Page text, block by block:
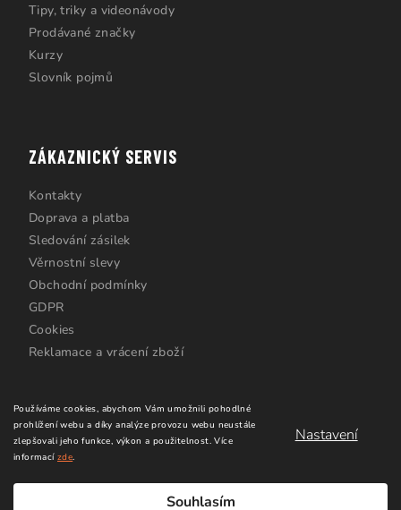
Používáme cookies, abychom Vám umožnili pohodlné
prohlížení webu a díky analýze provozu webu neustále
zlepšovali jeho funkce, výkon a použitelnost.Více
informacízde.
Nastavení
Souhlasím
Tipy, triky a videonávody
Prodávané značky
Kurzy
Slovník pojmů
ZÁKAZNICKÝ SERVIS
Kontakty
Doprava a platba
Sledování zásilek
Věrnostní slevy
Obchodní podmínky
GDPR
Cookies
Reklamace a vrácení zboží
vyhrazena.Upravit nastavení cookies